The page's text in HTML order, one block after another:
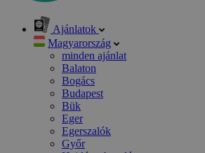
Ajánlatok
Magyarország
minden ajánlat
Balaton
Bogács
Budapest
Bük
Eger
Egerszalók
Győr